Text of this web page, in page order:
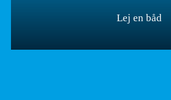
Lej en båd